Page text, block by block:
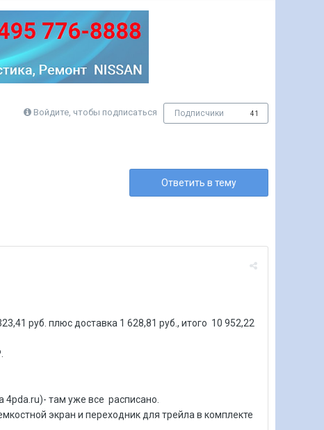
Войдите, чтобы подписаться Подписчики 41
Ответить в тему
руб. плюс доставка 1 628,81 руб., итого 10 952,22
там уже все расписано.
экран и переходник для трейла в комплекте